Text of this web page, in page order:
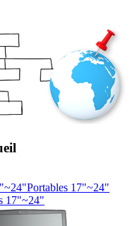
Portables 17"~24"
17"~24"